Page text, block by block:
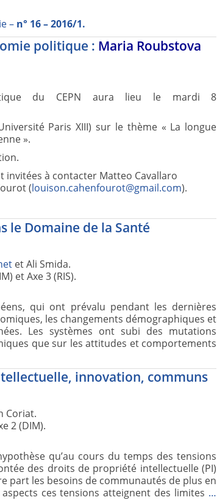
– n° 16 – 2016/1.
politique : Maria Roubstova
du CEPN aura lieu le mardi 8
Paris XIII) sur le thème « La longue
».
à contacter Matteo Cavallaro
(louison.cahenfourot@gmail.com).
le Domaine de la Santé
et Ali Smida.
et Axe 3 (RIS).
qui ont prévalu pendant les dernières
les changements démographiques et
Les systèmes ont subi des mutations
que sur les attitudes et comportements
innovation, communs
Coriat.
2 (DIM).
qu’au cours du temps des tensions
des droits de propriété intellectuelle (PI)
part les besoins de communautés de plus en
ces tensions atteignent des limites …